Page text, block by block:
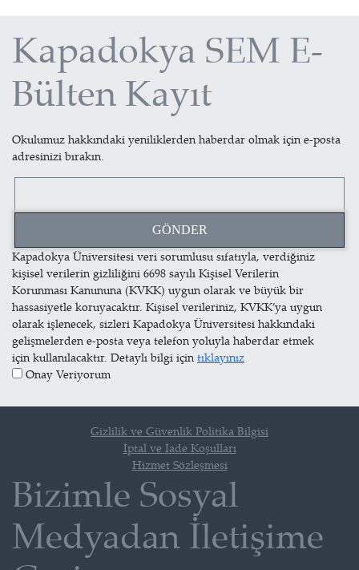
Kapadokya SEM E-
Bülten Kayıt
Okulumuz hakkındaki yeniliklerden haberdar olmak için e-posta
adresinizi bırakın.
Kapadokya Üniversitesi veri sorumlusu sıfatıyla, verdiğiniz
kişisel verilerin gizliliğini 6698 sayılı Kişisel Verilerin
Korunması Kanununa (KVKK) uygun olarak ve büyük bir
hassasiyetle koruyacaktır. Kişisel verileriniz, KVKK’ya uygun
olarak işlenecek, sizleri Kapadokya Üniversitesi hakkındaki
gelişmelerden e-posta veya telefon yoluyla haberdar etmek
için kullanılacaktır. Detaylı bilgi için tıklayınız
Onay Veriyorum
Gizlilik ve Güvenlik Politika Bilgisi
İptal ve İade Koşulları
Hizmet Sözleşmesi
Bizimle Sosyal
Medyadan İletişime